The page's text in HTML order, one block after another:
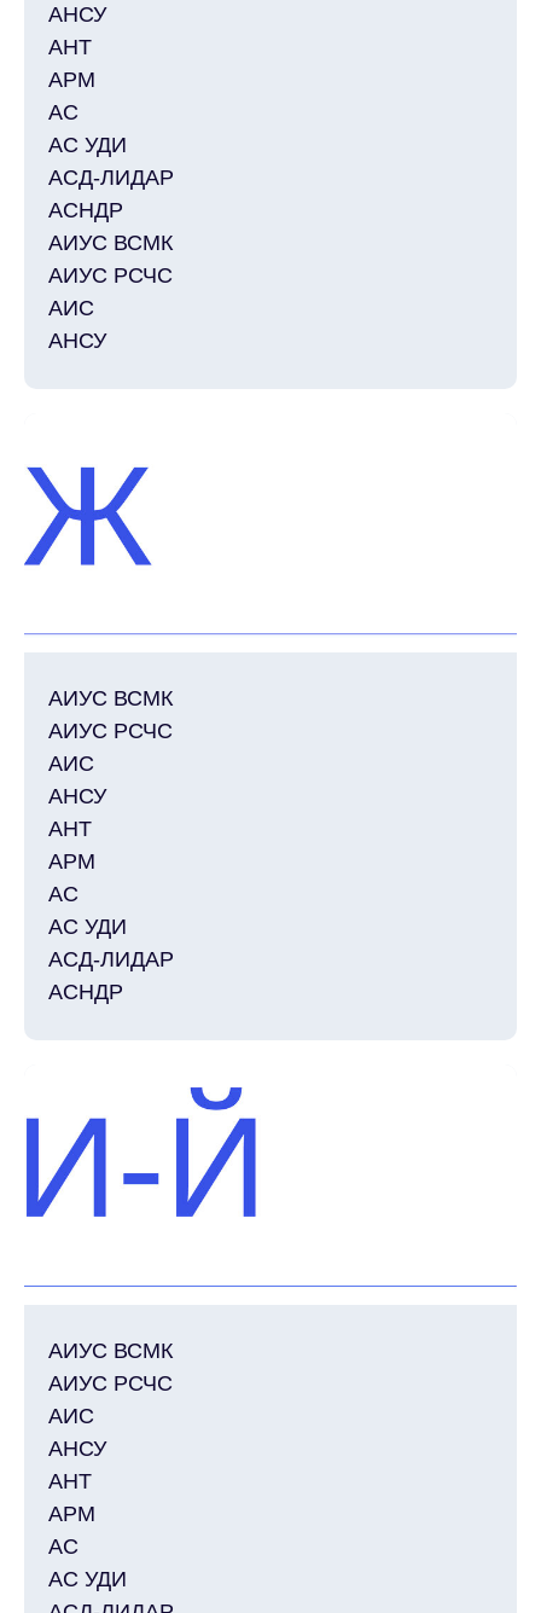
АИУС ВСМК
АИУС РСЧС
АИС
АНСУ
АНТ
АРМ
АС
АИУС ВСМК
АИУС РСЧС
АИС
АИУС ВСМК
АИУС РСЧС
АИС
АС
АС УДИ
АСД-ЛИДАР
АИУС ВСМК